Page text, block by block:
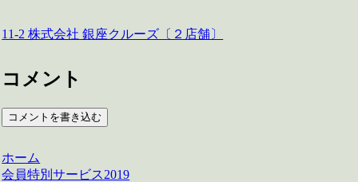
11-2 株式会社 銀座クルーズ〔２店舗〕
コメント
コメントを書き込む
ホーム
会員特別サービス2019